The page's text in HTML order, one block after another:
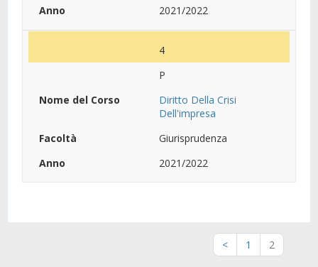
2021/2022
4
P
Diritto Della Crisi
Dell'impresa
Giurisprudenza
2021/2022
< 1 2